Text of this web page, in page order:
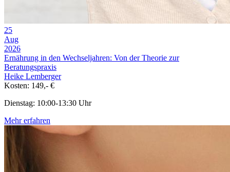
25
Aug
2026
Ernährung in den Wechseljahren: Von der Theorie zur
Beratungspraxis
Heike Lemberger
Kosten: 149,- €
Dienstag: 10:00-13:30 Uhr
Mehr erfahren